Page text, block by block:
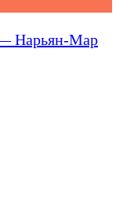
— Нарьян-Мар